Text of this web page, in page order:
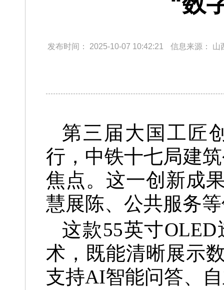
发布时间： 2025-10-07 10:42:21 信息来源： 山
第三届大国工匠
行，中铁十七局建
焦点。这一创新成
慧展陈、公共服务
这款55英寸
术，既能清晰展示
支持AI智能问答、